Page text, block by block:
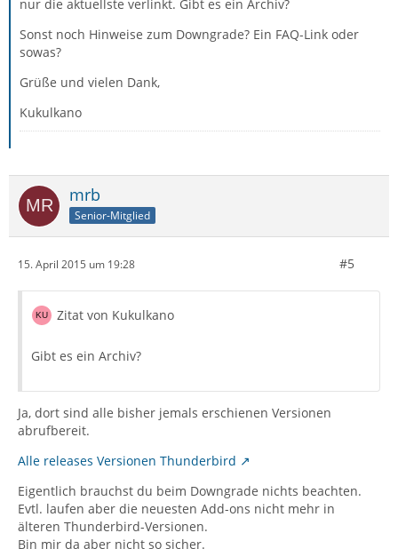
nur die aktuellste verlinkt. Gibt es ein Archiv?
Sonst noch Hinweise zum Downgrade? Ein FAQ-Link oder
sowas?
Grüße und vielen Dank,
Kukulkano
mrb
Senior-Mitglied
15. April 2015 um 19:28 #5
Zitat von Kukulkano
Gibt es ein Archiv?
Ja, dort sind alle bisher jemals erschienen Versionen
abrufbereit.
Alle releases Versionen Thunderbird
Eigentlich brauchst du beim Downgrade nichts beachten.
Evtl. laufen aber die neuesten Add-ons nicht mehr in
älteren Thunderbird-Versionen.
Bin mir da aber nicht so sicher.